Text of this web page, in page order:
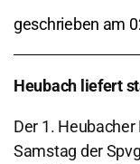
geschrieben am
Heubach liefert
Der 1.
Samstag der